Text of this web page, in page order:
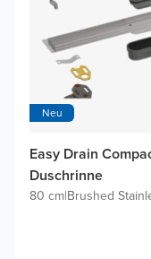
Neu
Easy Drain
Duschrinne
80 cm|Brushed